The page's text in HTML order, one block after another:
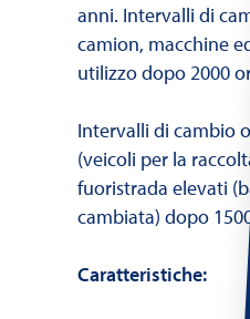
anni. Intervalli di
camion, macchine
utilizzo dopo 2000
Intervalli di cambio
(veicoli per la
fuoristrada elevati
cambiata) dopo
Caratteristiche: